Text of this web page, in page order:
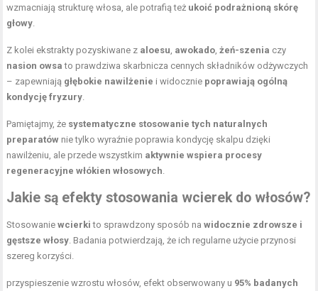
wzmacniają strukturę włosa, ale potrafią też ukoić podrażnioną skórę
głowy
Z kolei ekstrakty pozyskiwane z aloesu awokado ,żeń-szenia czy
nasion owsa to prawdziwa skarbnicza cennych składników odżywczych
– zapewniają głębokie nawilżenie i widocznie poprawiają ogólną
kondycję fryzury
Pamiętajmy, że systematyczne stosowanie tych naturalnych
preparatów nie tylko wyraźnie poprawia kondycję skalpu dzięki
nawilżeniu, ale przede wszystkim aktywnie wspiera procesy
regeneracyjne włókien włosowych
Jakie są efekty stosowania wcierek do włosów?
Stosowaniewcierki to sprawdzony sposób nawidocznie zdrowsze i
gęstsze włosy . Badania potwierdzają, że ich regularne użycie przynosi
szereg korzyści.
przyspieszenie wzrostu włosów, efekt obserwowany u 95% badanych